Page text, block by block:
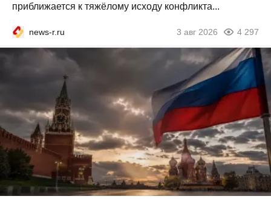
приближается к тяжёлому исходу конфликта...
news-r.ru 3 авг 2026 4 297